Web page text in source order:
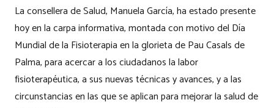
La consellera de Salud, Manuela García, ha estado presente
hoy en la carpa informativa, montada con motivo del Día
Mundial de la Fisioterapia en la glorieta de Pau Casals de
Palma, para acercar a los ciudadanos la labor
fisioterapéutica, a sus nuevas técnicas y avances, y a las
circunstancias en las que se aplican para mejorar la salud de